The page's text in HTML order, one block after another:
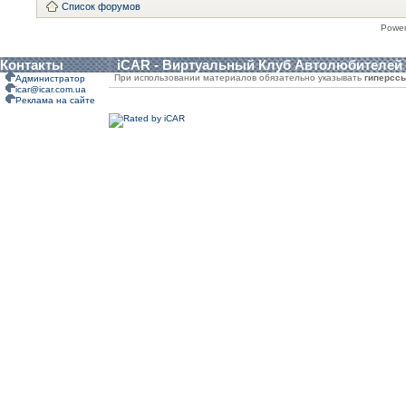
Список форумов
Контакты iCAR - Виртуальный Клуб Автолюбителей
Администратор
icar@icar.com.ua
Реклама на сайте
При использовании материалов обязательно указывать